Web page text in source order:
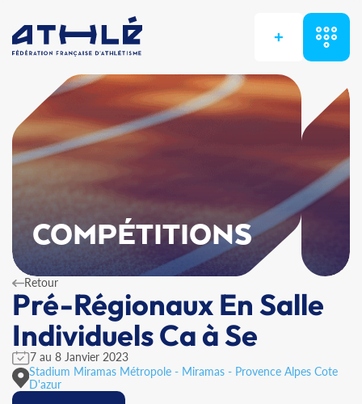
+
COMPÉTITIONS
Retour
Pré-Régionaux En Salle
Individuels Ca à Se
7 au 8 Janvier 2023
Stadium Miramas Métropole - Miramas - Provence Alpes Cote
D'azur